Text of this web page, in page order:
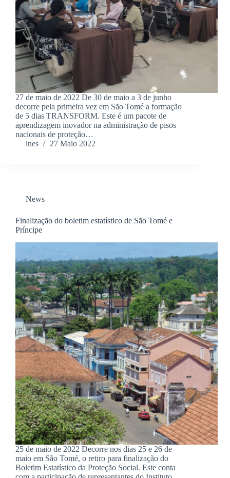
27 de maio de 2022 De 30 de maio a 3 de junho
decorre pela primeira vez em São Tomé a formação
de 5 dias TRANSFORM. Este é um pacote de
aprendizagem inovador na administração de pisos
nacionais de proteção…
ines
27 Maio 2022
News
Finalização do boletim estatístico de São Tomé e
Príncipe
25 de maio de 2022 Decorre nos dias 25 e 26 de
maio em São Tomé, o retiro para finalização do
Boletim Estatístico da Proteção Social. Este conta